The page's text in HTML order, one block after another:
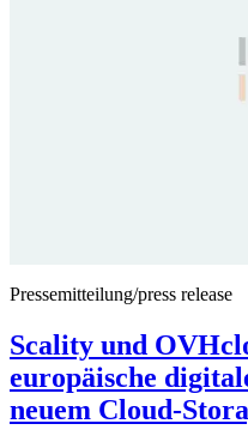
Pressemitteilung/press release
Scality und
europäische
neuem Cloud-